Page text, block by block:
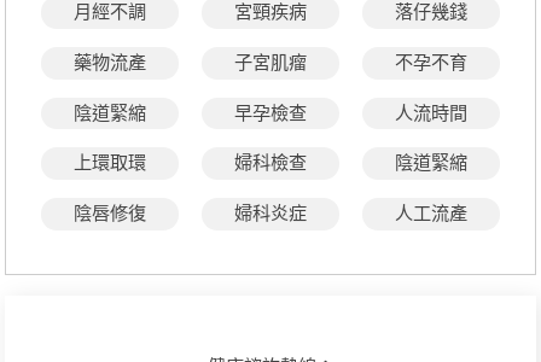
月經不調 宮頸疾病 落仔幾錢
藥物流產 子宮肌瘤 不孕不育
陰道緊縮 早孕檢查 人流時間
上環取環 婦科檢查 陰道緊縮
陰唇修復 婦科炎症 人工流產